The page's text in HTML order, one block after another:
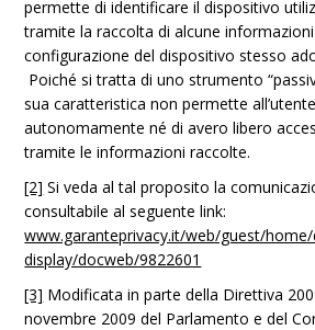
permette di identificare il dispositivo
tramite la raccolta di alcune
configurazione del dispositivo stesso
Poiché si tratta di uno strumento
sua caratteristica non permette
autonomamente né di avero libero
tramite le informazioni raccolte.
[2] Si veda al tal proposito la
consultabile al seguente link:
www.garanteprivacy.it/web/guest/
display/docweb/9822601
[3] Modificata in parte della Direttiva
novembre 2009 del Parlamento e del